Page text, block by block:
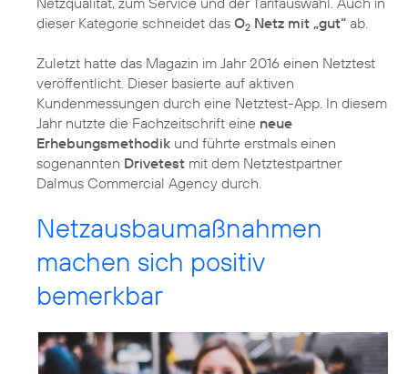
dieser Kategorie schneidet das O2 Netz mit „gut“ ab.
Zuletzt hatte das Magazin im Jahr 2016 einen Netztest
veröffentlicht. Dieser basierte auf aktiven
Kundenmessungen durch eine Netztest-App. In diesem
Jahr nutzte die Fachzeitschrift eine neue
Erhebungsmethodik und führte erstmals einen
sogenannten Drivetest mit dem Netztestpartner
Dalmus Commercial Agency durch.
Netzausbaumaßnahmen
machen sich positiv
bemerkbar